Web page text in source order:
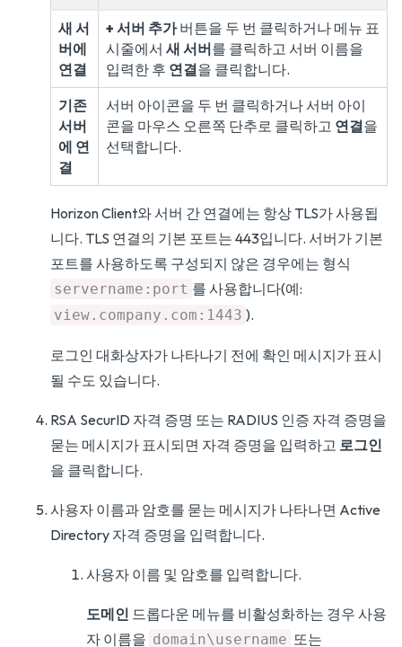
새 서
버에
연결
+ 서버 추가버튼을 두 번 클릭하거나 메뉴 표
시줄에서 새 서버를 클릭하고 서버 이름을
입력한 후 연결을 클릭합니다.
기존
서버
에 연
결
서버 아이콘을 두 번 클릭하거나 서버 아이
콘을 마우스 오른쪽 단추로 클릭하고 연결을
선택합니다.
Horizon Client와 서버 간 연결에는 항상 TLS가 사용됩
니다. TLS 연결의 기본 포트는 443입니다. 서버가 기본
포트를 사용하도록 구성되지 않은 경우에는 형식
servername:port 를 사용합니다(예:
view.company.com:1443 ).
로그인 대화상자가 나타나기 전에 확인 메시지가 표시
될 수도 있습니다.
RSA SecurID 자격 증명 또는 RADIUS 인증 자격 증명을
묻는 메시지가 표시되면 자격 증명을 입력하고 로그인
을 클릭합니다.
사용자 이름과 암호를 묻는 메시지가 나타나면 Active
Directory 자격 증명을 입력합니다.
사용자 이름 및 암호를 입력합니다.
도메인 드롭다운 메뉴를 비활성화하는 경우 사용
자 이름을 domain\username 또는